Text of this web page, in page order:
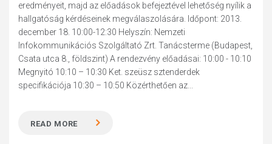
eredményeit, majd az előadások befejeztével lehetőség nyílik a
hallgatóság kérdéseinek megválaszolására. Időpont: 2013.
december 18. 10:00-12:30 Helyszín: Nemzeti
Infokommunikációs Szolgáltató Zrt. Tanácsterme (Budapest,
Csata utca 8., földszint) A rendezvény előadásai: 10:00 - 10:10
Megnyitó 10:10 – 10:30 Ket. szeüsz sztenderdek
specifikációja 10:30 – 10:50 Közérthetően az...
READ MORE